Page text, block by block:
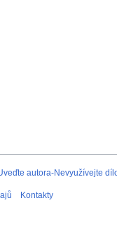
autora-Nevyužívejte
Kontakty